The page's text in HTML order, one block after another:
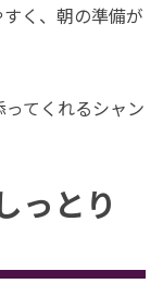
く、朝の準備が
てくれるシャン
っとり